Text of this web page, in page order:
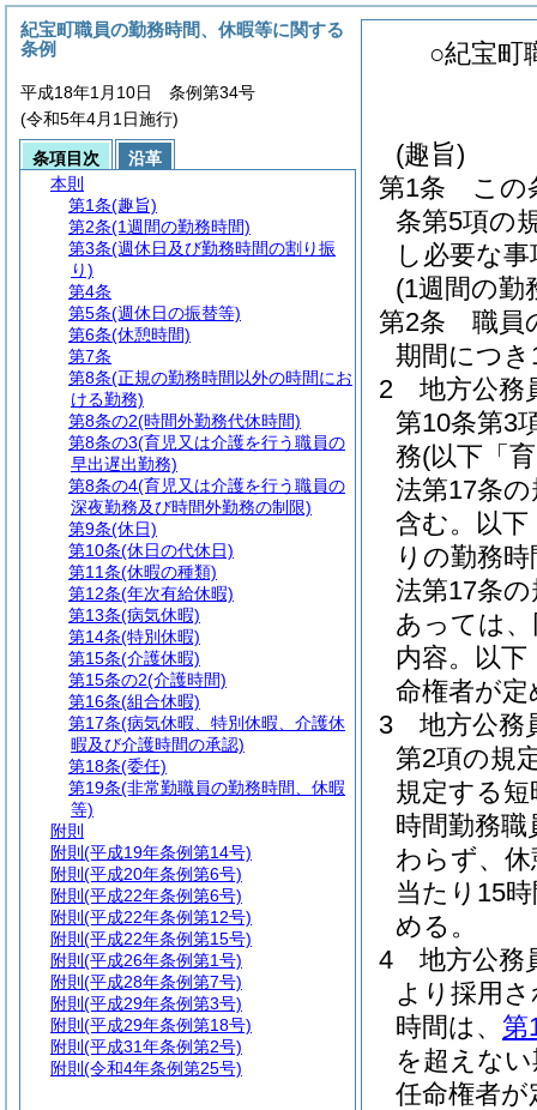
○紀宝町
(趣旨)
第1条
この
条第5項の
し必要な
(1週間の勤
第2条
職員
期間につ
2
地方公務
第10条第3
務(以下「
法第17条
含む。以下
りの勤務
法第17条
あっては
内容。以
命権者が定
3
地方公務
第2項の規
規定する
時間勤務
わらず、
当たり15
める。
4
地方公務
より採用
時間は、 第
を超えな
任命権者が
紀宝町職員の勤務時間、休暇等に関する
条例
平成18年1月10日 条例第34号
(令和5年4月1日施行)
条項目次
沿革
本則
第1条(趣旨)
第2条(1週間の勤務時間)
第3条(週休日及び勤務時間の割り振
り)
第4条
第5条(週休日の振替等)
第6条(休憩時間)
第7条
第8条(正規の勤務時間以外の時間にお
ける勤務)
第8条の2(時間外勤務代休時間)
第8条の3(育児又は介護を行う職員の
早出遅出勤務)
第8条の4(育児又は介護を行う職員の
深夜勤務及び時間外勤務の制限)
第9条(休日)
第10条(休日の代休日)
第11条(休暇の種類)
第12条(年次有給休暇)
第13条(病気休暇)
第14条(特別休暇)
第15条(介護休暇)
第15条の2(介護時間)
第16条(組合休暇)
第17条(病気休暇、特別休暇、介護休
暇及び介護時間の承認)
第18条(委任)
第19条(非常勤職員の勤務時間、休暇
等)
附則
附則 (平成19年条例第14号)
附則 (平成20年条例第6号)
附則 (平成22年条例第6号)
附則 (平成22年条例第12号)
附則 (平成22年条例第15号)
附則 (平成26年条例第1号)
附則 (平成28年条例第7号)
附則 (平成29年条例第3号)
附則 (平成29年条例第18号)
附則 (平成31年条例第2号)
附則 (令和4年条例第25号)